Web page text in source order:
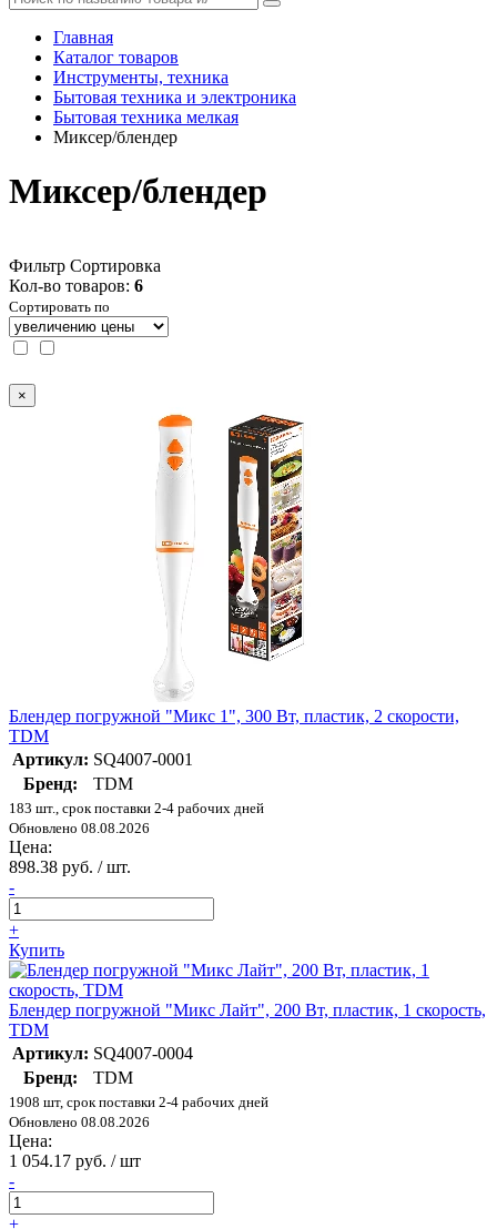
Главная
Каталог товаров
Инструменты, техника
Бытовая техника и электроника
Бытовая техника мелкая
Миксер/блендер
Миксер/блендер
Фильтр Сортировка
Кол-во товаров: 6
Сортировать по
×
Блендер погружной "Микс 1", 300 Вт, пластик, 2 скорости,
TDM
Артикул: SQ4007-0001
Бренд:
TDM
183 шт., срок поставки 2-4 рабочих дней
Обновлено 08.08.2026
Цена:
898.38 руб. / шт.
-
+
Купить
Блендер погружной "Микс Лайт", 200 Вт, пластик, 1 скорость,
TDM
Артикул: SQ4007-0004
Бренд:
TDM
1908 шт, срок поставки 2-4 рабочих дней
Обновлено 08.08.2026
Цена:
1 054.17 руб. / шт
-
+